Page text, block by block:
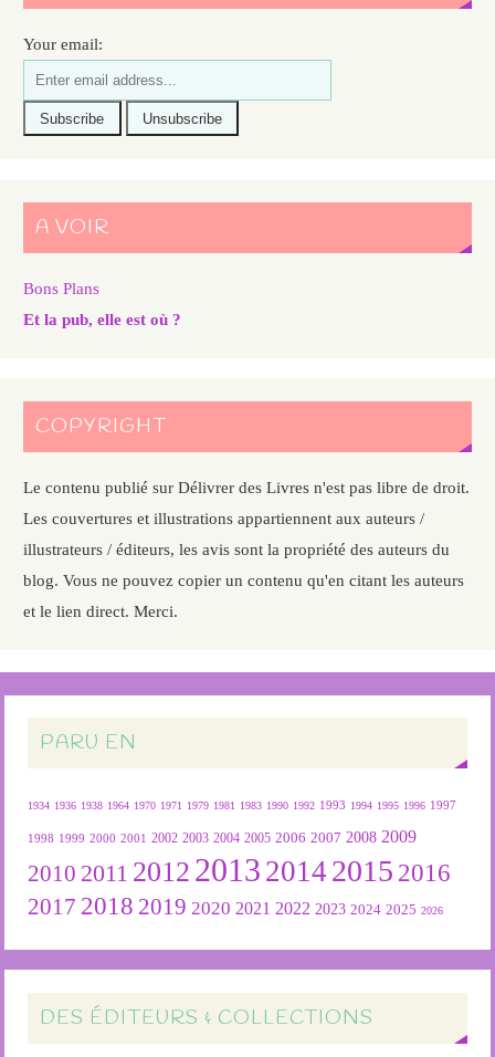
Your email:
A VOIR
Bons Plans
Et la pub, elle est où ?
COPYRIGHT
Le contenu publié sur Délivrer des Livres n'est pas libre de droit.
Les couvertures et illustrations appartiennent aux auteurs /
illustrateurs / éditeurs, les avis sont la propriété des auteurs du
blog. Vous ne pouvez copier un contenu qu'en citant les auteurs
et le lien direct. Merci.
PARU EN
1934 1936 1938 1964 1970 1971 1979 1981 1983 1990 1992 1993 1994 1995 1996 1997
1998 1999 2000 2001 2002 2003 2004 2005 2006 2007 2008 2009
2010 2011 2012 2013 2014 2015 2016
2017 2018 2019 2020 2021 2022 2023 2024 2025 2026
DES ÉDITEURS & COLLECTIONS